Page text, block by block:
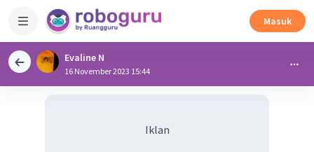
Masuk
Evaline N
16 November 2023 15:44
Iklan